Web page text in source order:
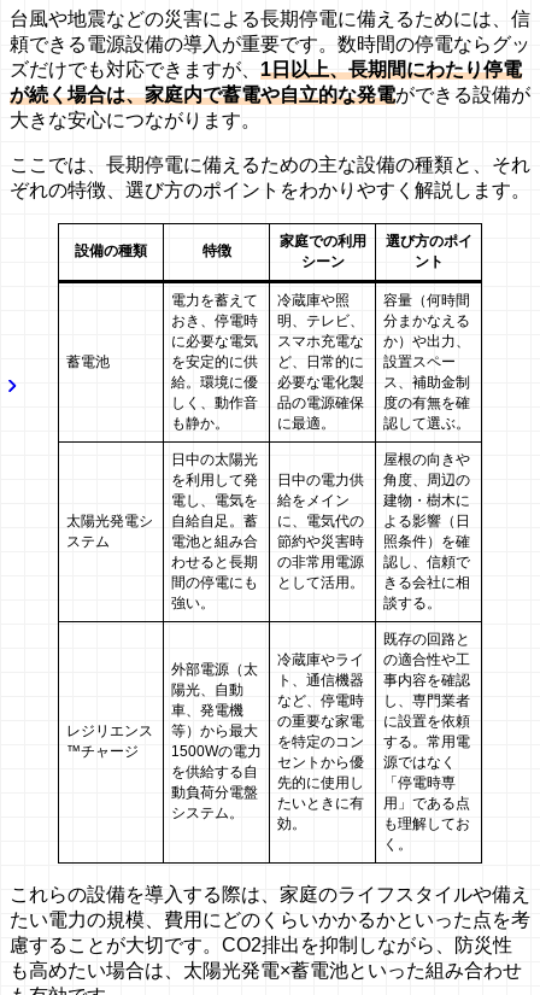
台風や地震などの災害による長期停電に備えるためには、信
頼できる電源設備の導入が重要です。数時間の停電ならグッ
ズだけでも対応できますが、 1日以上、長期間にわたり停電
が続く場合は、家庭内で蓄電や自立的な発電ができる設備が
大きな安心につながります。
ここでは、長期停電に備えるための主な設備の種類と、それ
ぞれの特徴、選び方のポイントをわかりやすく解説します。
設備の種類 特徴
家庭での利用
シーン
選び方のポイ
ント
蓄電池
電力を蓄えて
おき、停電時
に必要な電気
を安定的に供
給。環境に優
しく、動作音
も静か。
冷蔵庫や照
明、テレビ、
スマホ充電な
ど、日常的に
必要な電化製
品の電源確保
に最適。
容量（何時間
分まかなえる
か）や出力、
設置スペー
ス、補助金制
度の有無を確
認して選ぶ。
太陽光発電シ
ステム
日中の太陽光
を利用して発
電し、電気を
自給自足。蓄
電池と組み合
わせると長期
間の停電にも
強い。
日中の電力供
給をメイン
に、電気代の
節約や災害時
の非常用電源
として活用。
屋根の向きや
角度、周辺の
建物・樹木に
よる影響（日
照条件）を確
認し、信頼で
きる会社に相
談する。
レジリエンス
™チャージ
外部電源（太
陽光、自動
車、発電機
等）から最大
1500Wの電力
を供給する自
動負荷分電盤
システム。
冷蔵庫やライ
ト、通信機器
など、停電時
の重要な家電
を特定のコン
セントから優
先的に使用し
たいときに有
効。
既存の回路と
の適合性や工
事内容を確認
し、専門業者
に設置を依頼
する。常用電
源ではなく
「停電時専
用」である点
も理解してお
く。
これらの設備を導入する際は、家庭のライフスタイルや備え
たい電力の規模、費用にどのくらいかかるかといった点を考
慮することが大切です。CO2排出を抑制しながら、防災性
も高めたい場合は、太陽光発電×蓄電池といった組み合わせ